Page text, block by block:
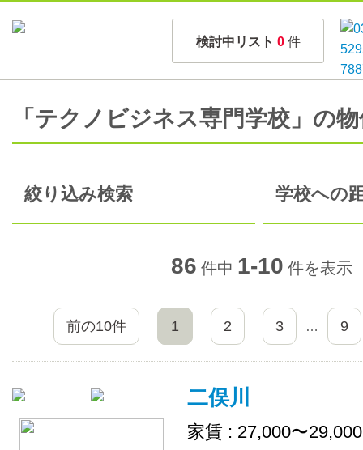
検討中リスト 0 件
「テクノビジネス専門学校」の
絞り込み検索 学校への
86 件中 1-10 件を表示
前の10件 1 2 3 … 9
二俣川
家賃 : 27,000〜